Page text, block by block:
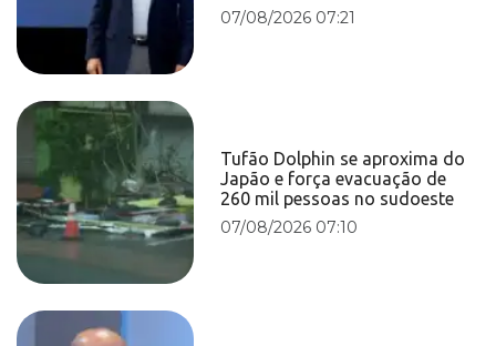
07/08/2026 07:21
Tufão Dolphin se aproxima do
Japão e força evacuação de
260 mil pessoas no sudoeste
07/08/2026 07:10